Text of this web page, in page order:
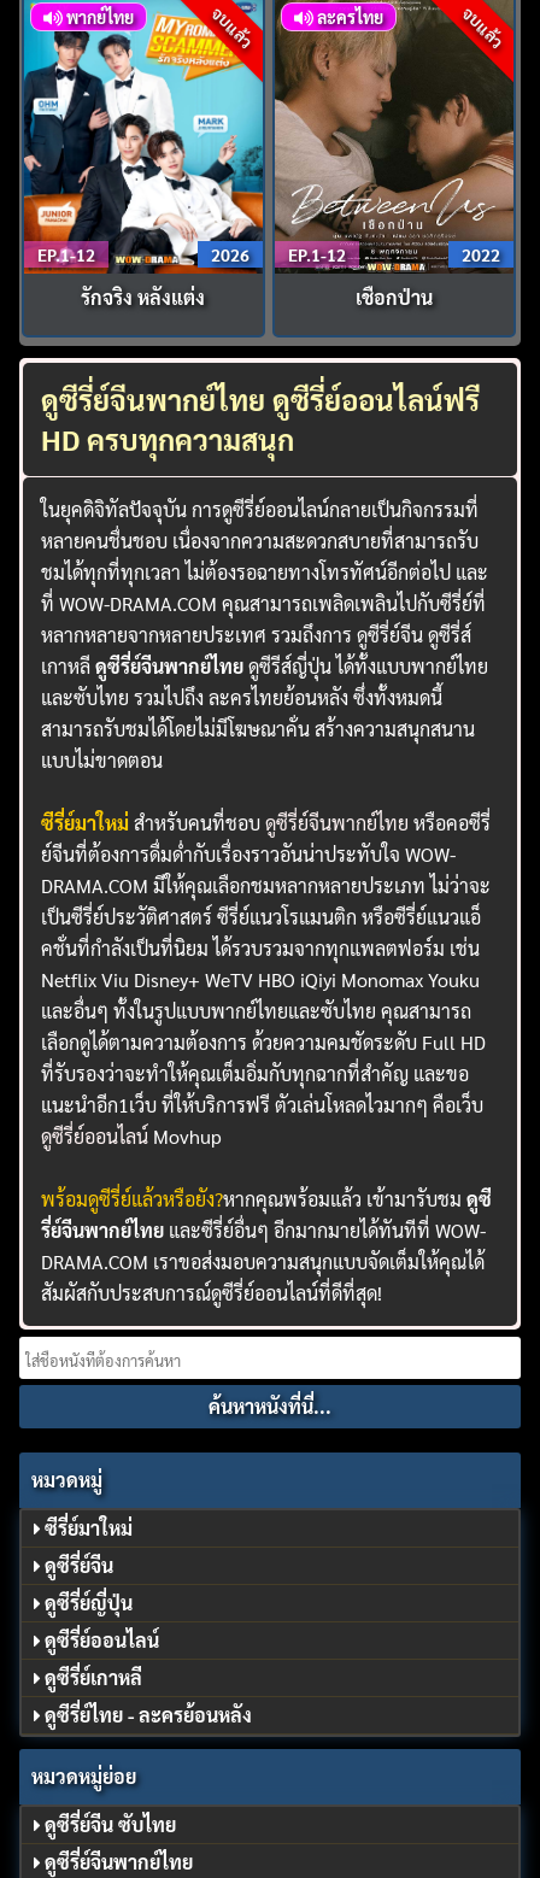
จบแล้ว
พากย์ไทย
EP.1-12 2026
รักจริง หลังแต่ง
จบแล้ว
ละครไทย
EP.1-12 2022
เชือกป่าน
ดูซีรี่ย์จีนพากย์ไทย ดูซีรี่ย์ออนไลน์ฟรี
HD ครบทุกความสนุก
ในยุคดิจิทัลปัจจุบัน การดูซีรี่ย์ออนไลน์กลายเป็นกิจกรรมที่
หลายคนชื่นชอบ เนื่องจากความสะดวกสบายที่สามารถรับ
ชมได้ทุกที่ทุกเวลา ไม่ต้องรอฉายทางโทรทัศน์อีกต่อไป และ
ที่ WOW-DRAMA.COM คุณสามารถเพลิดเพลินไปกับซีรี่ย์ที่
หลากหลายจากหลายประเทศ รวมถึงการ ดูซีรี่ย์จีน ดูซีรี่ส์
เกาหลีดูซีรี่ย์จีนพากย์ไทยดูซีรีส์ญี่ปุ่น ได้ทั้งแบบพากย์ไทย
และซับไทย รวมไปถึง ละครไทยย้อนหลัง ซึ่งทั้งหมดนี้
สามารถรับชมได้โดยไม่มีโฆษณาคั่น สร้างความสนุกสนาน
แบบไม่ขาดตอน
ซีรี่ย์มาใหม่ สำหรับคนที่ชอบดูซีรี่ย์จีนพากย์ไทย หรือคอซีรี่
ย์จีนที่ต้องการดื่มด่ำกับเรื่องราวอันน่าประทับใจ WOW-
DRAMA.COM มีให้คุณเลือกชมหลากหลายประเภท ไม่ว่าจะ
เป็นซีรี่ย์ประวัติศาสตร์ ซีรี่ย์แนวโรแมนติก หรือซีรี่ย์แนวแอ็
คชั่นที่กำลังเป็นที่นิยม ได้รวบรวมจากทุกแพลตฟอร์ม เช่น
Netflix Viu Disney+ WeTV HBO iQiyi Monomax Youku
และอื่นๆ ทั้งในรูปแบบพากย์ไทยและซับไทย คุณสามารถ
เลือกดูได้ตามความต้องการ ด้วยความคมชัดระดับ Full HD
ที่รับรองว่าจะทำให้คุณเต็มอิ่มกับทุกฉากที่สำคัญ และขอ
แนะนำอีก1เว็บ ที่ให้บริการฟรี ตัวเล่นโหลดไวมากๆ คือเว็บ
ดูซีรี่ย์ออนไลน์ Movhup
พร้อมดูซีรี่ย์แล้วหรือยัง?หากคุณพร้อมแล้ว เข้ามารับชมดูซี
รี่ย์จีนพากย์ไทย และซีรี่ย์อื่นๆ อีกมากมายได้ทันทีที่ WOW-
DRAMA.COM เราขอส่งมอบความสนุกแบบจัดเต็มให้คุณได้
สัมผัสกับประสบการณ์ดูซีรี่ย์ออนไลน์ที่ดีที่สุด!
Search
for:
หมวดหมู่
ซีรี่ย์มาใหม่
ดูซีรี่ย์จีน
ดูซีรี่ย์ญี่ปุ่น
ดูซีรี่ย์ออนไลน์
ดูซีรี่ย์เกาหลี
ดูซีรี่ย์ไทย - ละครย้อนหลัง
หมวดหมู่ย่อย
ดูซีรี่ย์จีน ซับไทย
ดูซีรี่ย์จีนพากย์ไทย